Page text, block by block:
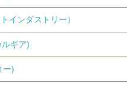
インダストリー）
ギア)
ー)